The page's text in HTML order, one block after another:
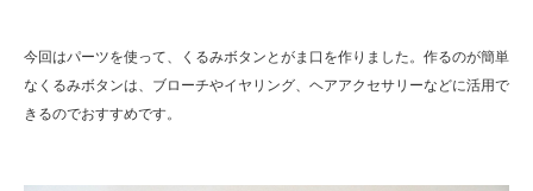
今回はパーツを使って、くるみボタンとがま口を作りました。作るのが簡単
なくるみボタンは、ブローチやイヤリング、ヘアアクセサリーなどに活用で
きるのでおすすめです。